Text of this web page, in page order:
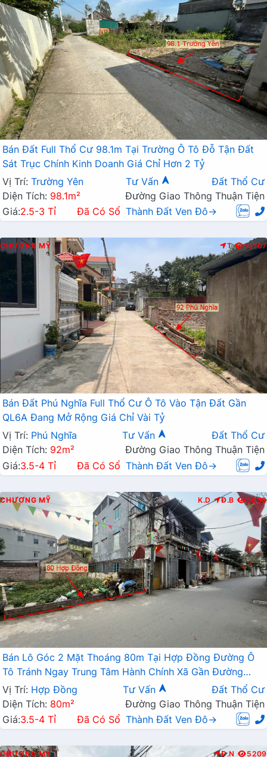
Bán Đất Full Thổ Cư 98.1m Tại Trường Ô Tô Đỗ Tận Đất
Sát Trục Chính Kinh Doanh Giá Chỉ Hơn 2 Tỷ
Vị Trí: Trường Yên Tư Vấn
Đất Thổ Cư
Diện Tích: 98.1m²
Đường Giao Thông Thuận Tiện
Giá:2.5-3 Tỉ Đã Có Sổ Thành Đất Ven Đô→
CHƯƠNG MỸ T 13107
Bán Đất Phú Nghĩa Full Thổ Cư Ô Tô Vào Tận Đất Gần
QL6A Đang Mở Rộng Giá Chỉ Vài Tỷ
Vị Trí: Phú Nghĩa Tư Vấn
Đất Thổ Cư
Diện Tích: 92m²
Đường Giao Thông Thuận Tiện
Giá:3.5-4 Tỉ Đã Có Sổ Thành Đất Ven Đô→
CHƯƠNG MỸ K.D Đ.B 5039
Bán Lô Góc 2 Mặt Thoáng 80m Tại Hợp Đồng Đường Ô
Tô Tránh Ngay Trung Tâm Hành Chính Xã Gần Đường
TL419
Vị Trí: Hợp Đồng Tư Vấn
Đất Thổ Cư
Diện Tích: 80m²
Đường Giao Thông Thuận Tiện
Giá:3.5-4 Tỉ Đã Có Sổ Thành Đất Ven Đô→
CHƯƠNG MỸ Đ.N 5209